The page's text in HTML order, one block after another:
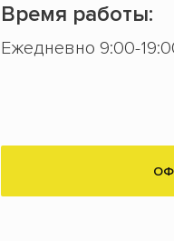
Время работы:
Ежедневно 9:00-